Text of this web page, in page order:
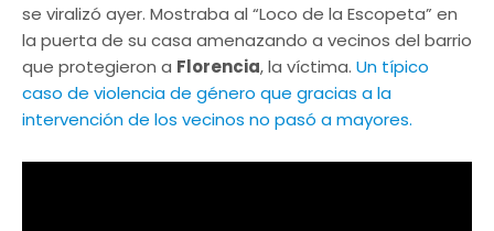
se viralizó ayer. Mostraba al “Loco de la Escopeta” en
la puerta de su casa amenazando a vecinos del barrio
que protegieron a Florencia, la víctima. Un típico
caso de violencia de género que gracias a la
intervención de los vecinos no pasó a mayores.